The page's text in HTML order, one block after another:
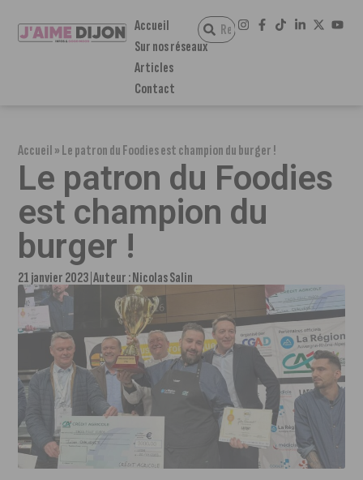
Accueil
Sur nos réseaux
Articles
Contact
Accueil»Le patron du Foodies est champion du burger !
Le patron du Foodies
est champion du
burger !
21 janvier 2023 Auteur :Nicolas Salin